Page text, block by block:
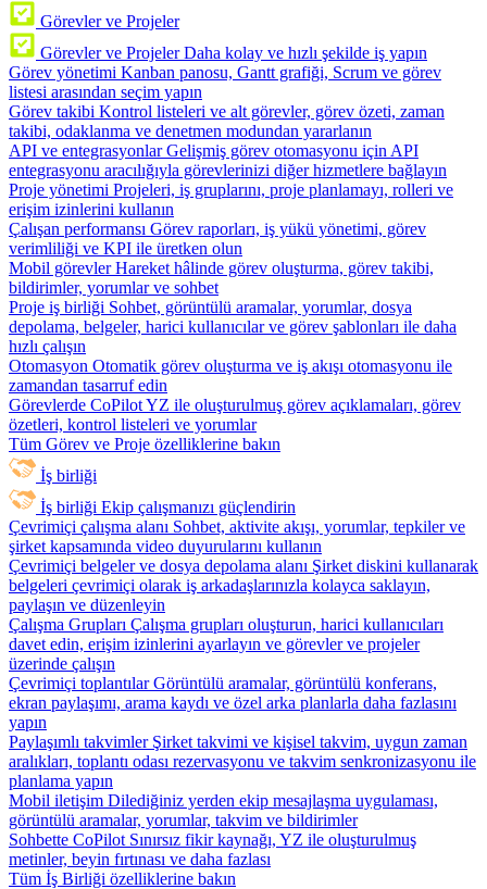
Görevler ve Projeler
Görevler ve Projeler Daha kolay ve hızlı şekilde iş yapın
Görev yönetimi Kanban panosu, Gantt grafiği, Scrum ve görev
listesi arasından seçim yapın
Görev takibi Kontrol listeleri ve alt görevler, görev özeti, zaman
takibi, odaklanma ve denetmen modundan yararlanın
API ve entegrasyonlar Gelişmiş görev otomasyonu için API
entegrasyonu aracılığıyla görevlerinizi diğer hizmetlere bağlayın
Proje yönetimi Projeleri, iş gruplarını, proje planlamayı, rolleri ve
erişim izinlerini kullanın
Çalışan performansı Görev raporları, iş yükü yönetimi, görev
verimliliği ve KPI ile üretken olun
Mobil görevler Hareket hâlinde görev oluşturma, görev takibi,
bildirimler, yorumlar ve sohbet
Proje iş birliği Sohbet, görüntülü aramalar, yorumlar, dosya
depolama, belgeler, harici kullanıcılar ve görev şablonları ile daha
hızlı çalışın
Otomasyon Otomatik görev oluşturma ve iş akışı otomasyonu ile
zamandan tasarruf edin
Görevlerde CoPilotYZ ile oluşturulmuş görev açıklamaları, görev
özetleri, kontrol listeleri ve yorumlar
Tüm Görev ve Proje özelliklerine bakın
İş birliği
İş birliği Ekip çalışmanızı güçlendirin
Çevrimiçi çalışma alanı Sohbet, aktivite akışı, yorumlar, tepkiler ve
şirket kapsamında video duyurularını kullanın
Çevrimiçi belgeler ve dosya depolama alanı Şirket diskini kullanarak
belgeleri çevrimiçi olarak iş arkadaşlarınızla kolayca saklayın,
paylaşın ve düzenleyin
Çalışma Grupları Çalışma grupları oluşturun, harici kullanıcıları
davet edin, erişim izinlerini ayarlayın ve görevler ve projeler
üzerinde çalışın
Çevrimiçi toplantılar Görüntülü aramalar, görüntülü konferans,
ekran paylaşımı, arama kaydı ve özel arka planlarla daha fazlasını
yapın
Paylaşımlı takvimler Şirket takvimi ve kişisel takvim, uygun zaman
aralıkları, toplantı odası rezervasyonu ve takvim senkronizasyonu ile
planlama yapın
Mobil iletişim Dilediğiniz yerden ekip mesajlaşma uygulaması,
görüntülü aramalar, yorumlar, takvim ve bildirimler
Sohbette CoPilot Sınırsız fikir kaynağı, YZ ile oluşturulmuş
metinler, beyin fırtınası ve daha fazlası
Tüm İş Birliği özelliklerine bakın